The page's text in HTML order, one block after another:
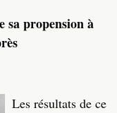
sa propension à
Les résultats de ce